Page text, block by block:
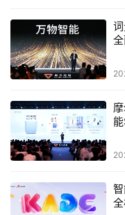
Cohesity的通用数据
不是“灾难备份”的配
本文来源于DOIT传媒，